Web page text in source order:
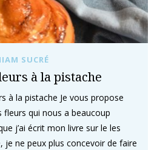
SUCRÉ
à la pistache
à la pistache Je vous propose
qui nous a beaucoup
j’ai écrit mon livre sur le les
je ne peux plus concevoir de faire